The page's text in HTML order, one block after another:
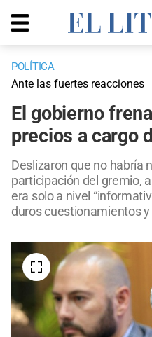
POLÍTICA
Ante las fuertes reacciones
El gobierno
precios a cargo
Deslizaron que no habría
participación del gremio,
era solo a nivel
duros cuestionamientos